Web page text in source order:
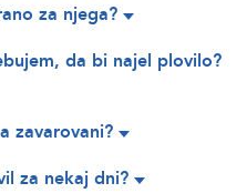
za njega?
da bi najel plovilo?
zavarovani?
za nekaj dni?